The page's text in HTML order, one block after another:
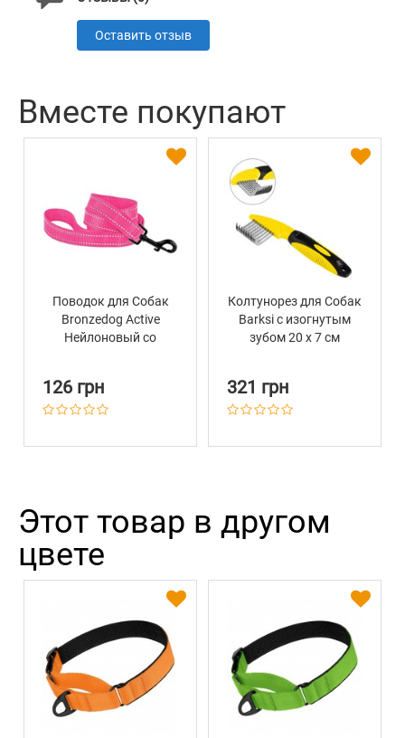
Оставить отзыв
Вместе покупают
Поводок для Собак
Bronzedog Active
Нейлоновый со
126 грн
Колтунорез для Собак
Barksi с изогнутым
зубом 20 х 7 см
321 грн
Этот товар в другом
цвете